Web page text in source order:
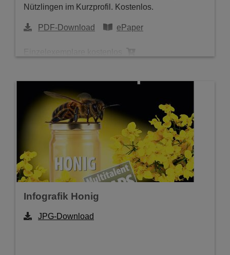
Nützlingen im Kurzprofil. Kostenlos.
PDF-Download ePaper
Infografik Honig
JPG-Download